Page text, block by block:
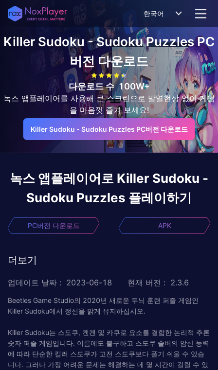
한국어
Killer Sudoku - Sudoku PuzzlesPC
버전 다운로드
다운로드 수 100W+
녹스 앱플레이어를 사용해 큰 스크린으로 발열현상 없이 게임
을 마음껏 즐겨 보세요!
Killer Sudoku - Sudoku Puzzles PC버전 다운로드
녹스 앱플레이어로 Killer Sudoku -
Sudoku Puzzles 플레이하기
PC버전 다운로드 APK
더보기
업데이트 날짜 : 2023-06-18 현재 버전 : 2.3.6
Beetles Game Studio의 2020년 새로운 두뇌 훈련 퍼즐 게임인
Killer Sudoku에서 정신을 맑게 유지하십시오.
Killer Sudoku는 스도쿠, 켄켄 및 카쿠로 요소를 결합한 논리적 추론
숫자 퍼즐 게임입니다. 이름에도 불구하고 스도쿠 솔버의 암산 능력
에 따라 단순한 킬러 스도쿠가 고전 스도쿠보다 풀기 쉬울 수 있습
니다. 그러나 가장 어려운 문제는 해결하는 데 몇 시간이 걸릴 수 있